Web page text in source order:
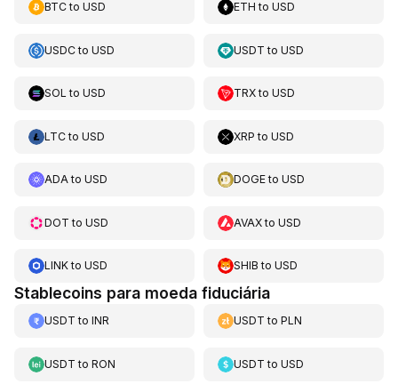
BTCto USD ETH toUSD
USDCto USD USDT toUSD
SOL to USD TRXtoUSD
LTCto USD XRP toUSD
ADAto USD DOGEtoUSD
DOT to USD AVAXtoUSD
LINKto USD SHIB toUSD
Stablecoins para moeda fiduciária
USDT to INR USDT toPLN
USDT to RON USDT toUSD